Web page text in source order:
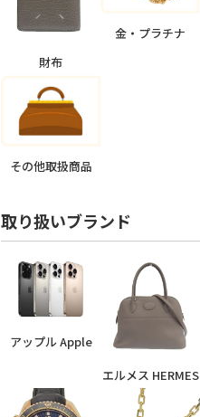
財布
金・プラチナ
その他取扱商品
取り扱いブランド
アップル Apple
エルメス HERMES